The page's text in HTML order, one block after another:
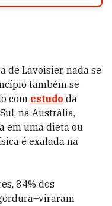
de Lavoisier, nada se
também se
com estudo da
na Austrália,
em uma dieta ou
é exalada na
84% dos